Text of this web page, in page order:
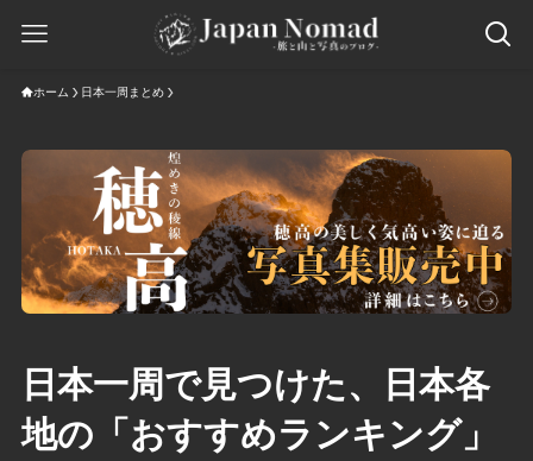
ホーム 日本一周まとめ
日本一周で見つけた、日本各
地の「おすすめランキング」